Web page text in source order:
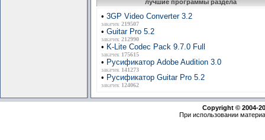
лучшие программы раздела
• 3GP Video Converter 3.2
закачек 219507
• Guitar Pro 5.2
закачек 212990
• K-Lite Codec Pack 9.7.0 Full
закачек 175615
• Русификатор Adobe Audition 3.0
закачек 141273
• Русификатор Guitar Pro 5.2
закачек 124062
Copyright © 2004-
При использовании